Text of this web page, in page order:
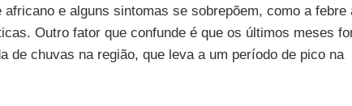
africano e alguns sintomas se sobrepõem, como a febre
Outro fator que confunde é que os últimos meses
de chuvas na região, que leva a um período de pico na